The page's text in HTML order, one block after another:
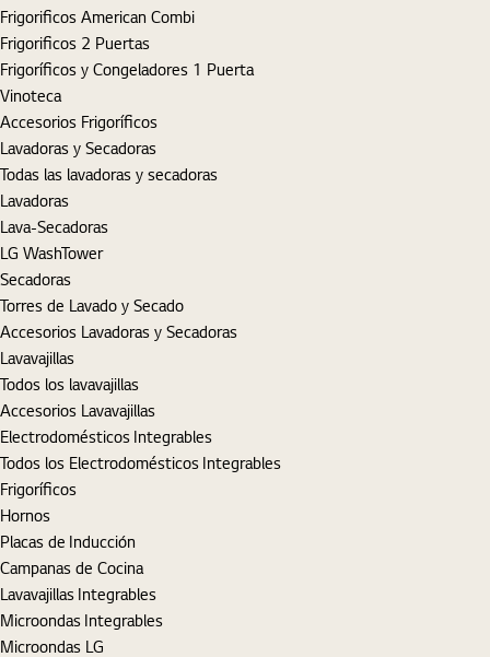
Frigorificos American Combi
Frigorificos 2 Puertas
Frigoríficos y Congeladores 1 Puerta
Vinoteca
Accesorios Frigoríficos
Lavadoras y Secadoras
Todas las lavadoras y secadoras
Lavadoras
Lava-Secadoras
LG WashTower
Secadoras
Torres de Lavado y Secado
Accesorios Lavadoras y Secadoras
Lavavajillas
Todos los lavavajillas
Accesorios Lavavajillas
Electrodomésticos Integrables
Todos los Electrodomésticos Integrables
Frigoríficos
Hornos
Placas de Inducción
Campanas de Cocina
Lavavajillas Integrables
Microondas Integrables
Microondas LG